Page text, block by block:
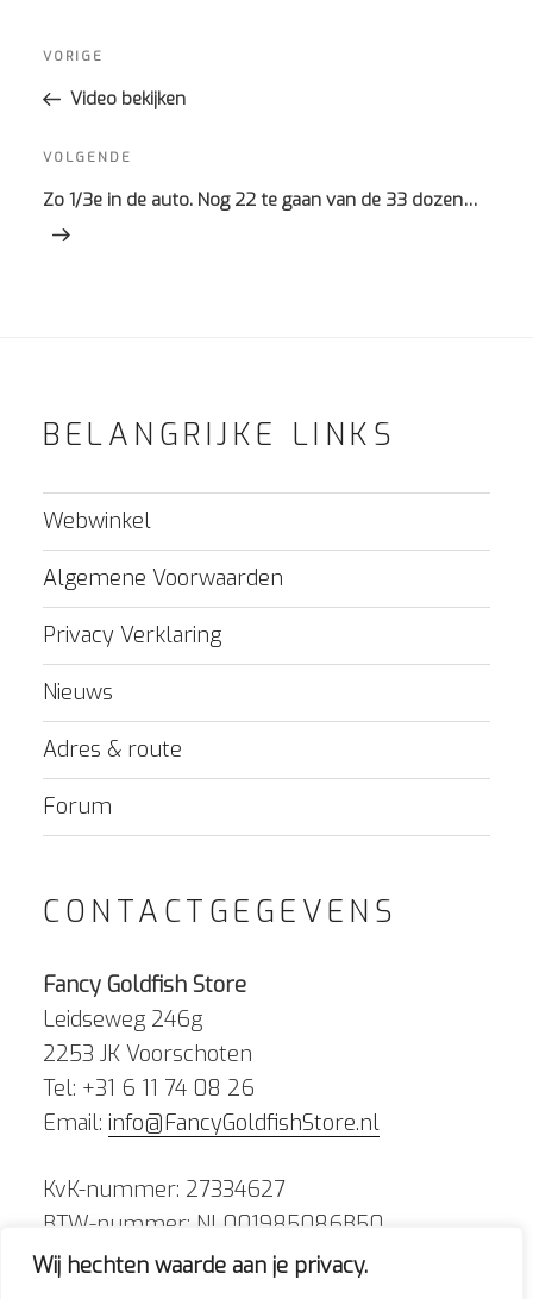
Wij hechten waarde aan je privacy.
navigatie
Vorig
bericht
VORIGE
Video bekijken
Volgend
bericht
VOLGENDE
Zo 1/3e in de auto. Nog 22 te gaan van de 33 dozen…
BELANGRIJKE LINKS
Webwinkel
Algemene Voorwaarden
Privacy Verklaring
Nieuws
Adres & route
Forum
CONTACTGEGEVENS
Fancy Goldfish Store
Leidseweg 246g
2253 JK Voorschoten
Tel: +31 6 11 74 08 26
Email: info@FancyGoldfishStore.nl
KvK-nummer: 27334627
BTW-nummer: NL001985086B50